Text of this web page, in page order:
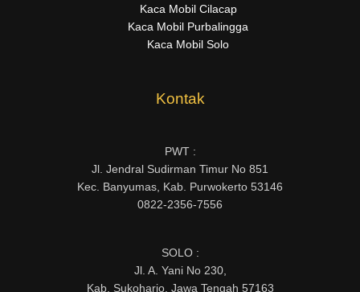
Kaca Mobil Cilacap
Kaca Mobil Purbalingga
Kaca Mobil Solo
Kontak
PWT :
Jl. Jendral Sudirman Timur No 851
Kec. Banyumas, Kab. Purwokerto 53146
0822-2356-7556
SOLO :
Jl. A. Yani No 230,
Kab. Sukoharjo, Jawa Tengah 57163